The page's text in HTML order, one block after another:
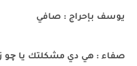
يوسف بإحراج : صافي
صفاء : هي دي مشكلتك يا چو